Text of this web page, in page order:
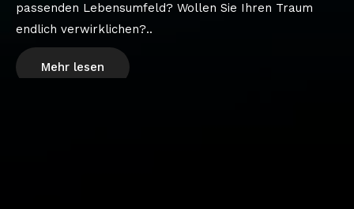
passenden Lebensumfeld? Wollen Sie Ihren Traum
endlich verwirklichen?..
Mehr lesen